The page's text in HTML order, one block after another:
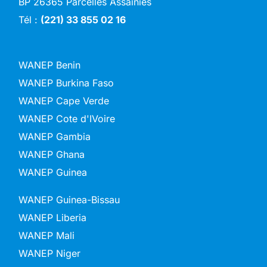
Tél : (221) 33 855 02 16
WANEP Benin
WANEP Burkina Faso
WANEP Cape Verde
WANEP Cote d'IVoire
WANEP Gambia
WANEP Ghana
WANEP Guinea
WANEP Guinea-Bissau
WANEP Liberia
WANEP Mali
WANEP Niger